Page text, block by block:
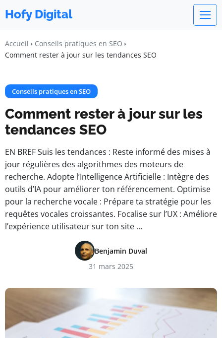
Hofy Digital
Accueil
Conseils pratiques en SEO
Comment rester à jour sur les tendances SEO
Conseils pratiques en SEO
Comment rester à jour sur les
tendances SEO
EN BREF Suis les tendances : Reste informé des mises à
jour régulières des algorithmes des moteurs de
recherche. Adopte l’Intelligence Artificielle : Intègre des
outils d’IA pour améliorer ton référencement. Optimise
pour la recherche vocale : Prépare ta stratégie pour les
requêtes vocales croissantes. Focalise sur l’UX : Améliore
l’expérience utilisateur sur ton site …
Benjamin Duval
31 mars 2025